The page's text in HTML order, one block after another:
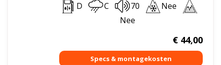
D C 70
Nee
Nee
€44,00